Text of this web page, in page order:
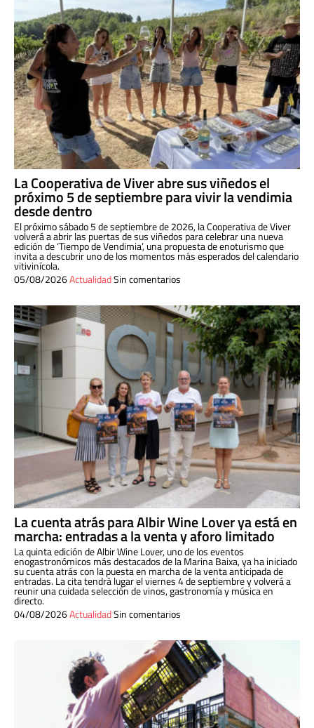
La Cooperativa de Viver abre sus viñedos el
próximo 5 de septiembre para vivir la vendimia
desde dentro
El próximo sábado 5 de septiembre de 2026, la Cooperativa de Viver
volverá a abrir las puertas de sus viñedos para celebrar una nueva
edición de ‘Tiempo de Vendimia’, una propuesta de enoturismo que
invita a descubrir uno de los momentos más esperados del calendario
vitivinícola.
05/08/2026ActualidadSin comentarios
La cuenta atrás para Albir Wine Lover ya está en
marcha: entradas a la venta y aforo limitado
La quinta edición de Albir Wine Lover, uno de los eventos
enogastronómicos más destacados de la Marina Baixa, ya ha iniciado
su cuenta atrás con la puesta en marcha de la venta anticipada de
entradas. La cita tendrá lugar el viernes 4 de septiembre y volverá a
reunir una cuidada selección de vinos, gastronomía y música en
directo.
04/08/2026ActualidadSin comentarios